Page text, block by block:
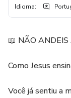
Idioma:
📖 NÃO ANDEIS
Como Jesus
Você já sentiu a